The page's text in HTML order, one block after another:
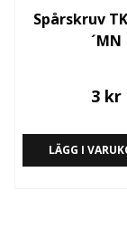
Spårskruv
´MN
3 kr
LÄGG I